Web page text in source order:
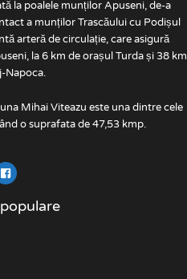
la poalele munților Apuseni, de-a
a munților Trascăului cu Podișul
arteră de circulație, care asigură
la 6 km de orașul Turda și 38 km
Napoca.
Mihai Viteazu este una dintre cele
o suprafata de 47,53 kmp.